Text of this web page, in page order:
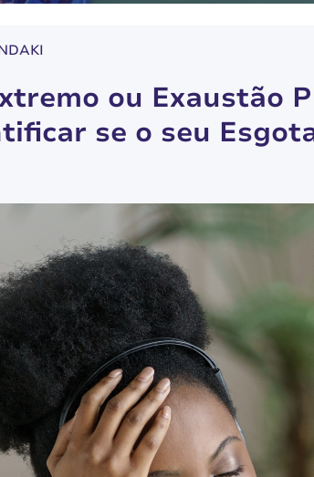
ou Exaustão
se o seu